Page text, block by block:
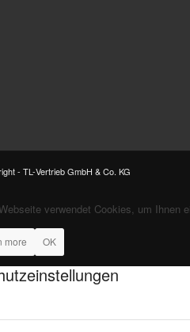
- TL-Vertrieb GmbH & Co. KG
verwendet Cookies, um Ihnen
more OK